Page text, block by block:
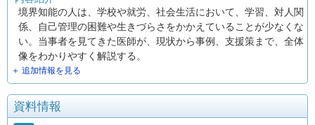
境界知能の人は、学校や就労、社会生活において、学習、対人関
係、自己管理の困難や生きづらさをかかえていることが少なくな
い。当事者を見てきた医師が、現状から事例、支援策まで、全体
像をわかりやすく解説する。
＋ 追加情報を見る
資料情報